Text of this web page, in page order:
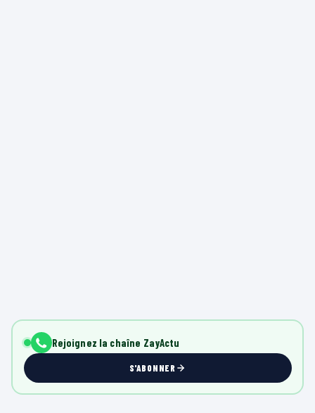
Rejoignez la chaîne ZayActu
S'ABONNER